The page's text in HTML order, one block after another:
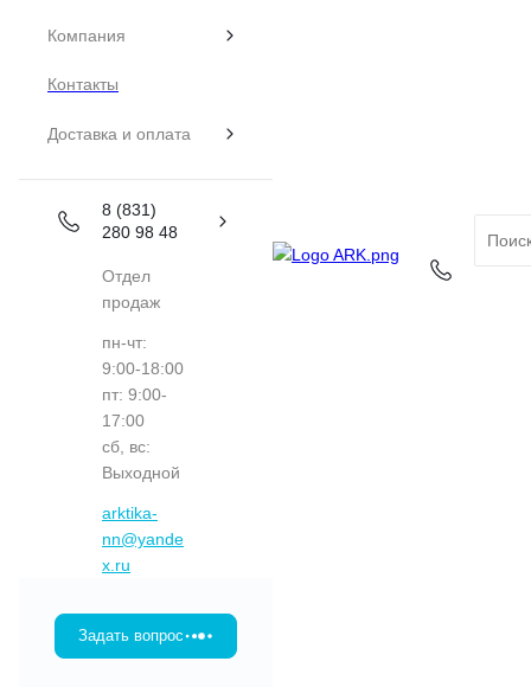
Компания
Контакты
Доставка и оплата
8 (831)
280 98 48
Отдел
продаж
пн-чт:
9:00-18:00
пт: 9:00-
17:00
сб, вс:
Выходной
arktika-
nn@yande
x.ru
Задать вопрос